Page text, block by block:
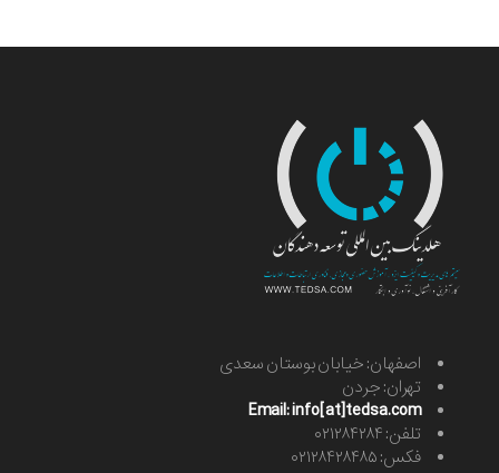
اصفهان: خیابان بوستان سعدی
تهران: جردن
Email: info[at]tedsa.com
تلفن: ۰۲۱۲۸۴۲۸۴
فکس: ۰۲۱۲۸۴۲۸۴۸۵